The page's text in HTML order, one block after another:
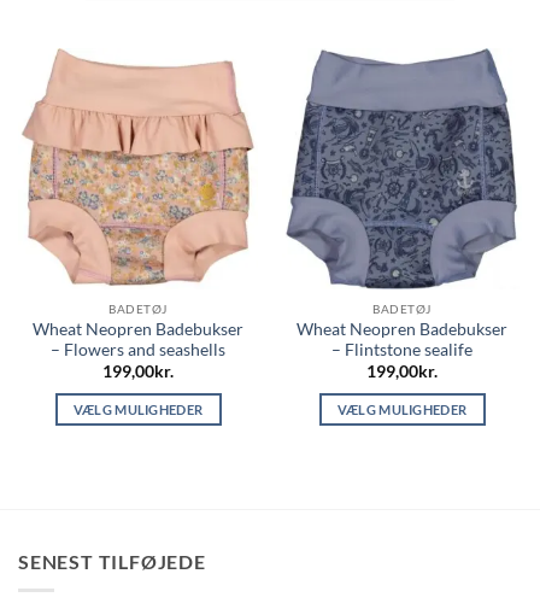
BADETØJ
Wheat Neopren Badebukser
– Flowers and seashells
199,00kr.
VÆLG MULIGHEDER
Mulighederne
BADETØJ
Wheat Neopren Badebukser
– Flintstone sealife
199,00kr.
VÆLG MULIGHEDER
SENEST TILFØJEDE